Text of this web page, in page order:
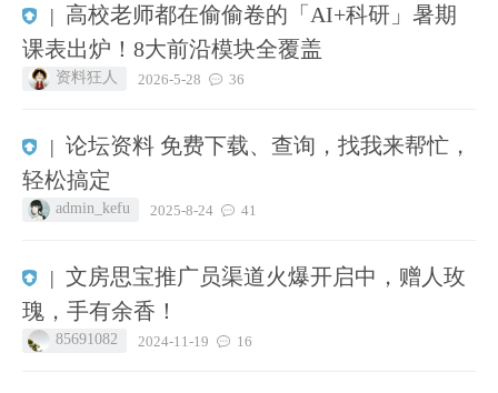
| 高校老师都在偷偷卷的「AI+科研」暑期
课表出炉！8大前沿模块全覆盖
资料狂人 2026-5-28 36
| 论坛资料 免费下载、查询，找我来帮忙，
轻松搞定
admin_kefu 2025-8-24 41
| 文房思宝推广员渠道火爆开启中，赠人玫
瑰，手有余香！
85691082 2024-11-19 16